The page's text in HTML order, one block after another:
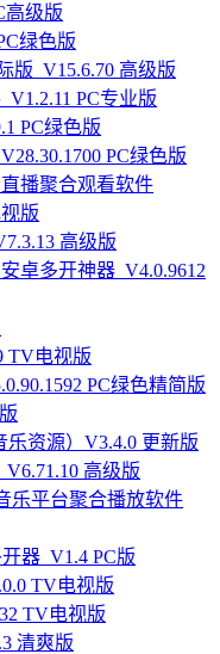
高级版
绿色版
版_V15.6.70 高级版
PC专业版
PC绿色版
PC绿色版
播聚合观看软件
版
高级版
卓多开神器_V4.0.9612
TV电视版
PC绿色精简版
资源）V3.4.0 更新版
高级版
乐平台聚合播放软件
器_V1.4 PC版
TV电视版
TV电视版
清爽版